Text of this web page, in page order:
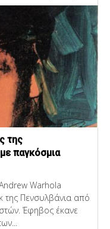
της
παγκόσμια
Warhola
της Πενσυλβάνια από
Έφηβος έκανε